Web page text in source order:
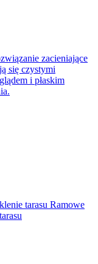
zacieniające
się czystymi
i płaskim
tarasu Ramowe